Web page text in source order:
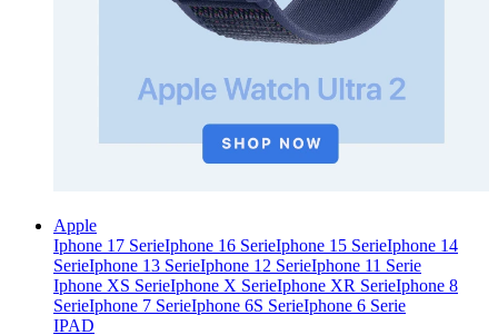
Apple
Iphone 17 SerieIphone 16 SerieIphone 15 SerieIphone 14
SerieIphone 13 SerieIphone 12 SerieIphone 11 Serie
Iphone XS SerieIphone X SerieIphone XR SerieIphone 8
SerieIphone 7 SerieIphone 6S SerieIphone 6 Serie
IPAD